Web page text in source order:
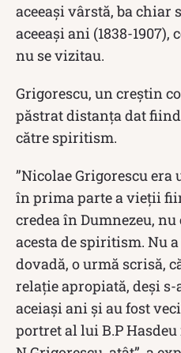
aceeași vârstă, ba
aceeași ani (1838-
nu se vizitau.
Grigorescu, un creștin
păstrat distanţa dat
către spiritism.
”Nicolae Grigorescu
în prima parte a vieţii
credea în Dumnezeu,
acesta de spiritism. Nu
dovadă, o urmă scrisă,
relaţie apropiată, deşi
aceiaşi ani şi au fost
portret al lui B.P